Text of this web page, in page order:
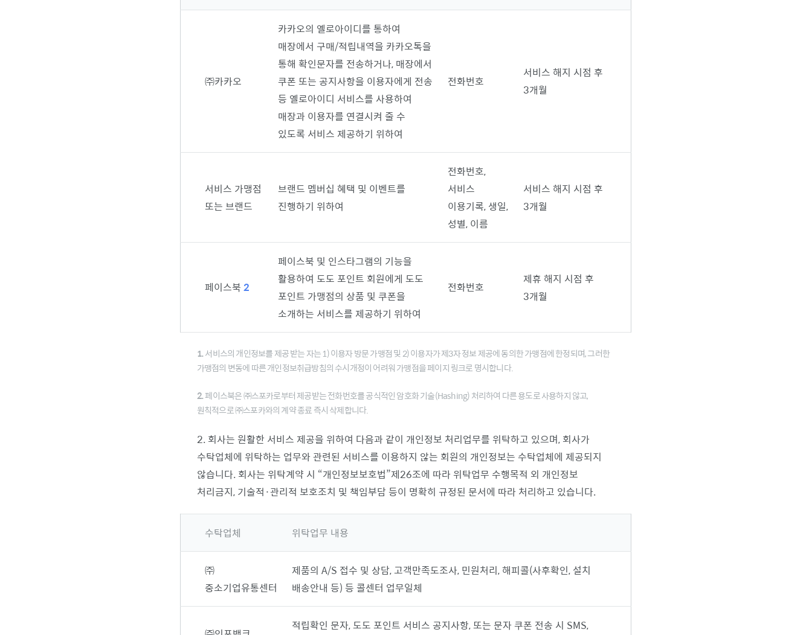
㈜카카오
카카오의 옐로아이디를 통하여
매장에서 구매/적립내역을 카카오톡을
통해 확인문자를 전송하거나, 매장에서
쿠폰 또는 공지사항을 이용자에게 전송
등 옐로아이디 서비스를 사용하여
매장과 이용자를 연결시켜 줄 수
있도록 서비스 제공하기 위하여
전화번호
서비스 해지 시점 후
3개월
서비스 가맹점
또는 브랜드
브랜드 멤버십 혜택 및 이벤트를
진행하기 위하여
전화번호,
서비스
이용기록, 생일,
성별, 이름
서비스 해지 시점 후
3개월
페이스북2
페이스북 및 인스타그램의 기능을
활용하여 도도 포인트 회원에게 도도
포인트 가맹점의 상품 및 쿠폰을
소개하는 서비스를 제공하기 위하여
전화번호
제휴 해지 시점 후
3개월
1.서비스의 개인정보를 제공 받는 자는 1) 이용자 방문 가맹점 및 2) 이용자가 제3자 정보 제공에 동의한 가맹점에 한정되며, 그러한
가맹점의 변동에 따른 개인정보취급방침의 수시개정이 어려워 가맹점을 페이지 링크로 명시합니다.
2.페이스북은 ㈜스포카로부터 제공받는 전화번호를 공식적인 암호화 기술(Hashing) 처리하여 다른 용도로 사용하지 않고,
원칙적으로 ㈜스포카와의 계약 종료 즉시 삭제합니다.
2. 회사는 원활한 서비스 제공을 위하여 다음과 같이 개인정보 처리업무를 위탁하고 있으며, 회사가
수탁업체에 위탁하는 업무와 관련된 서비스를 이용하지 않는 회원의 개인정보는 수탁업체에 제공되지
않습니다. 회사는 위탁계약 시 개인정보보호법 제26조에 따라 위탁업무 수행목적 외 개인정보
처리금지, 기술적·관리적 보호조치 및 책임부담 등이 명확히 규정된 문서에 따라 처리하고 있습니다.
수탁업체 위탁업무 내용
㈜
중소기업유통센터
제품의 A/S 접수 및 상담, 고객만족도조사, 민원처리, 해피콜(사후확인, 설치
배송안내 등) 등 콜센터 업무일체
적립확인 문자, 도도 포인트 서비스 공지사항, 또는 문자 쿠폰 전송 시 SMS,